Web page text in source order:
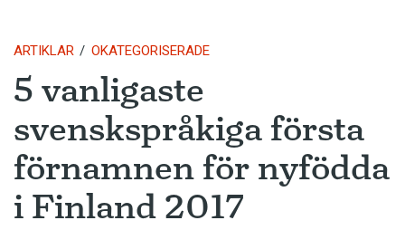
ARTIKLAR OKATEGORISERADE
5 vanligaste
svenskspråkiga första
förnamnen för nyfödda
i Finland 2017